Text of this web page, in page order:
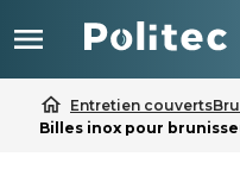

home Entretien couverts
Billes inox pour